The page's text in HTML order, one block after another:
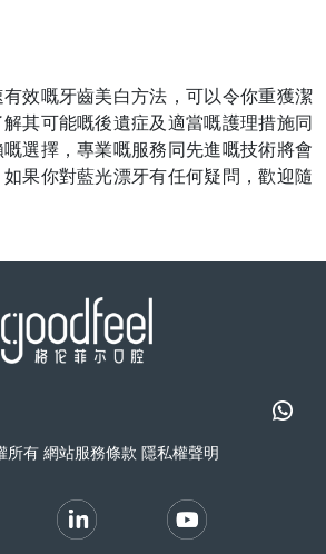
效嘅牙齒美白方法，可以令你重獲潔
其可能嘅後遺症及適當嘅護理措施同
選擇，專業嘅服務同先進嘅技術將會
果你對藍光漂牙有任何疑問，歡迎隨
有 網站服務條款 隱私權聲明